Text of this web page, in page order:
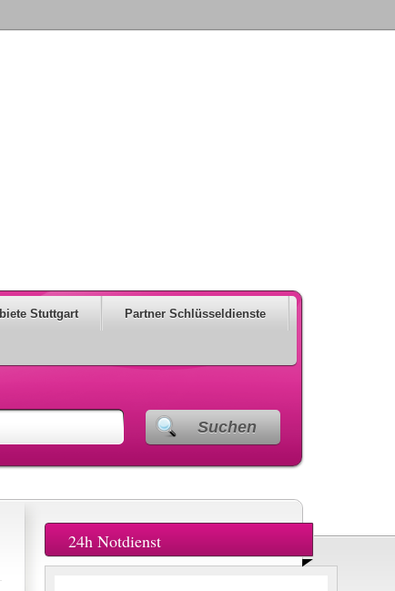
Stuttgart Partner Schlüsseldienste
Suchen
24h Notdienst